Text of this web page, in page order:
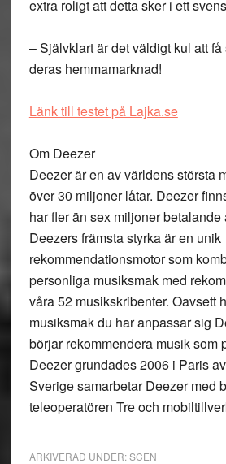
extra roligt att detta sker i ett
– Självklart är det väldigt kul att
deras hemmamarknad!
Länk till testet på Lajka.se
Om Deezer
Deezer är en av världens största
över 30 miljoner låtar. Deezer
har fler än sex miljoner betalande
Deezers främsta styrka är en unik
rekommendationsmotor som
personliga musiksmak med
våra 52 musikskribenter. Oavsett
musiksmak du har anpassar sig
börjar rekommendera musik som
Deezer grundades 2006 i Paris
Sverige samarbetar Deezer med
teleoperatören Tre och
ARKIVERAD UNDER:SCEN